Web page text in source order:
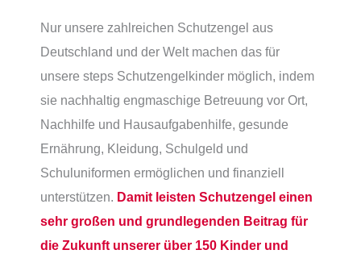
Nur unsere zahlreichen Schutzengel aus
Deutschland und der Welt machen das für
unsere steps Schutzengelkinder möglich, indem
sie nachhaltig engmaschige Betreuung vor Ort,
Nachhilfe und Hausaufgabenhilfe, gesunde
Ernährung, Kleidung, Schulgeld und
Schuluniformen ermöglichen und finanziell
unterstützen. Damit leisten Schutzengel einen
sehr großen und grundlegenden Beitrag für
die Zukunft unserer über 150 Kinder und